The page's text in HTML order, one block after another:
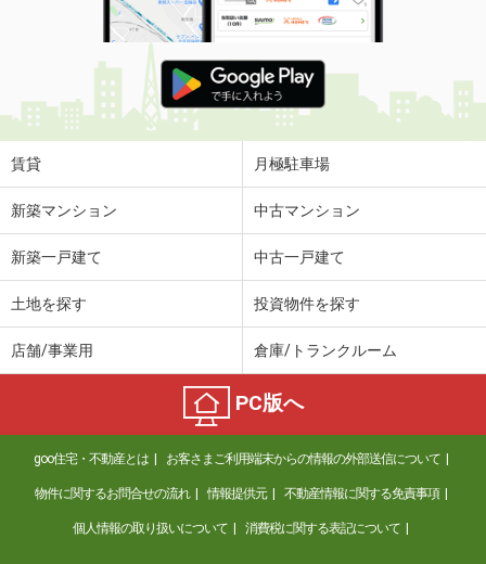
賃貸 月極駐車場
新築マンション 中古マンション
新築一戸建て 中古一戸建て
土地を探す 投資物件を探す
店舗/事業用 倉庫/トランクルーム
PC版へ
goo住宅・不動産とは お客さまご利用端末からの情報の外部送信について
物件に関するお問合せの流れ 情報提供元 不動産情報に関する免責事項
個人情報の取り扱いについて 消費税に関する表記について